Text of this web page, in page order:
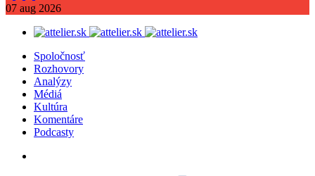
07 aug 2026
Spoločnosť
Rozhovory
Analýzy
Médiá
Kultúra
Komentáre
Podcasty